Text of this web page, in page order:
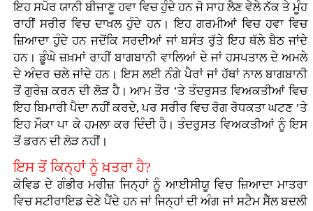
ਇਹ ਸਪੋਰ ਯਾਨੀ ਬੀਜਾਣੂ ਹਵਾ ਵਿਚ ਹੁੰਦੇ ਹਨ ਜੋ ਸਾਹ ਲੈਣ ਵੇਲੇ ਨੱਕ ਤੇ ਮੂੰਹ
ਰਾਹੀਂ ਸਰੀਰ ਵਿਚ ਦਾਖਲ ਹੁੰਦੇ ਹਨ। ਇਹ ਗਰਮੀਆਂ ਵਿਚ ਹਵਾ ਵਿਚ
ਜ਼ਿਆਦਾ ਹੁੰਦੇ ਹਨ ਜਦੋਂਕਿ ਸਰਦੀਆਂ ਜਾਂ ਬਸੰਤ ਰੁੱਤੇ ਇਹ ਥੱਲੇ ਬੈਠ ਜਾਂਦੇ
ਹਨ। ਡੂੰਘੇ ਜ਼ਖ਼ਮਾਂ ਰਾਹੀਂ ਬਾਗਬਾਨੀ ਵਾਲਿਆਂ ਦੇ ਜਾਂ ਹਸਪਤਾਲ ਦੇ ਅਮਲੇ
ਦੇ ਅੰਦਰ ਚਲੇ ਜਾਂਦੇ ਹਨ। ਇਸ ਲਈ ਨੰਗੇ ਪੈਰਾਂ ਜਾਂ ਹੱਥਾਂ ਨਾਲ ਬਾਗਬਾਨੀ
ਤੋਂ ਗੁਰੇਜ਼ ਕਰਨ ਦੀ ਲੋੜ ਹੈ। ਆਮ ਤੌਰ ’ਤੇ ਤੰਦਰੁਸਤ ਵਿਅਕਤੀਆਂ ਵਿਚ
ਇਹ ਬਿਮਾਰੀ ਪੈਦਾ ਨਹੀਂ ਕਰਦੇ, ਪਰ ਸਰੀਰ ਵਿਚ ਰੋਗ ਰੋਧਕਤਾ ਘਟਣ ’ਤੇ
ਇਹ ਮੌਕਾ ਪਾ ਕੇ ਹਮਲਾ ਕਰ ਦਿੰਦੀ ਹੈ। ਤੰਦਰੁਸਤ ਵਿਅਕਤੀਆਂ ਨੂੰ ਇਸ
ਤੋਂ ਡਰਨ ਦੀ ਲੋੜ ਨਹੀਂ।
ਇਸ ਤੋਂ ਕਿਨ੍ਹਾਂ ਨੂੰ ਖ਼ਤਰਾ ਹੈ?
ਕੋਵਿਡ ਦੇ ਗੰਭੀਰ ਮਰੀਜ਼ ਜਿਨ੍ਹਾਂ ਨੂੰ ਆਈਸੀਯੂ ਵਿਚ ਜ਼ਿਆਦਾ ਮਾਤਰਾ
ਵਿਚ ਸਟੀਰਾਇਡ ਦੇਣੇ ਪੈਂਦੇ ਹਨ ਜਾਂ ਜਿਨ੍ਹਾਂ ਦੀ ਅੰਗ ਜਾਂ ਸਟੈਮ ਸੈੱਲ ਬਦਲੀ